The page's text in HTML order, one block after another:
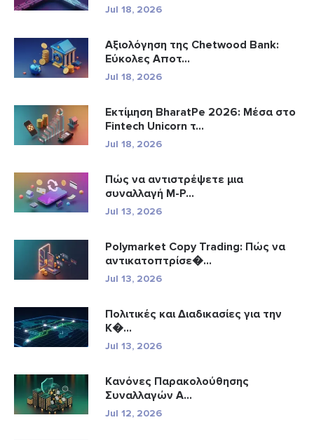
Jul 18, 2026
Αξιολόγηση της Chetwood Bank:
Εύκολες Αποτ...
Jul 18, 2026
Εκτίμηση BharatPe 2026: Μέσα στο
Fintech Unicorn τ...
Jul 18, 2026
Πώς να αντιστρέψετε μια
συναλλαγή M-P...
Jul 13, 2026
Polymarket Copy Trading: Πώς να
αντικατοπτρίσε�...
Jul 13, 2026
Πολιτικές και Διαδικασίες για την
Κ�...
Jul 13, 2026
Κανόνες Παρακολούθησης
Συναλλαγών A...
Jul 12, 2026